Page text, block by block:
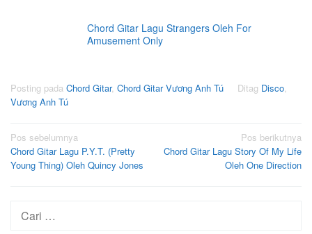
Chord Gitar Lagu Strangers Oleh For
Amusement Only
Posting pada Chord Gitar, Chord Gitar Vương Anh Tú Ditag Disco,
Vương Anh Tú
Navigasi
pos
Pos sebelumnya
Chord Gitar Lagu P.Y.T. (Pretty
Young Thing) Oleh Quincy Jones
Pos berikutnya
Chord Gitar Lagu Story Of My Life
Oleh One Direction
Cari
untuk: